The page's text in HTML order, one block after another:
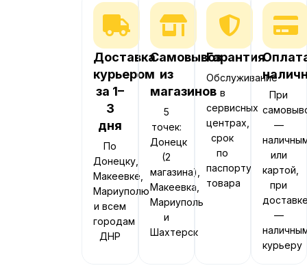
Доставка
курьером
за 1–
3
дня
По
Донецку,
Макеевке,
Мариуполю
и всем
городам
ДНР
Самовывоз
из
магазинов
5
точек:
Донецк
(2
магазина),
Макеевка,
Мариуполь
и
Шахтерск
Гарантия
Обслуживание
в
сервисных
центрах,
срок
по
паспорту
товара
При
—
или
картой,
при
—
курьеру